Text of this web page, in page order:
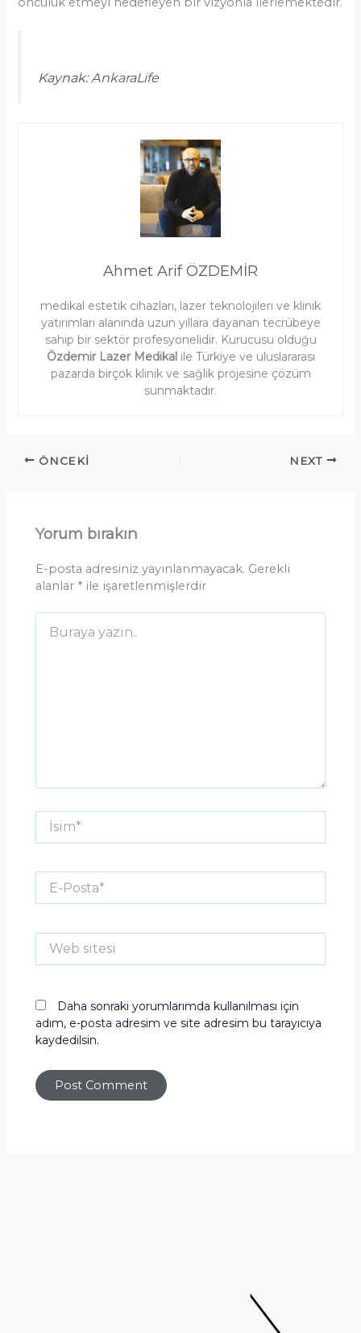
Kaynak:AnkaraLife
Ahmet Arif ÖZDEMİR
medikal estetik cihazları, lazer teknolojileri ve klinik
yatırımları alanında uzun yıllara dayanan tecrübeye
sahip bir sektör profesyonelidir. Kurucusu olduğu
Özdemir Lazer Medikalile Türkiye ve uluslararası
pazarda birçok klinik ve sağlık projesine çözüm
sunmaktadır.
ÖNCEKI NEXT
Yorum bırakın
E-posta adresiniz yayınlanmayacak. Gerekli
alanlar * ile işaretlenmişlerdir
Buraya
yazın..
İsim*
Posta*
Web
sitesi
Daha sonraki yorumlarımda kullanılması için
adım, e-posta adresim ve site adresim bu tarayıcıya
kaydedilsin.